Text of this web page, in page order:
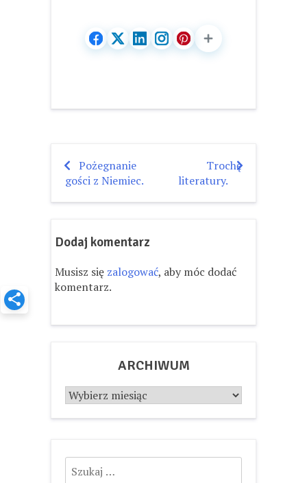
Nawigacja
wpisu
Pożegnanie
gości z Niemiec.
Trochę
literatury.
Dodaj komentarz
Musisz się zalogować, aby móc dodać
komentarz.
ARCHIWUM
Archiwum
Szukaj: